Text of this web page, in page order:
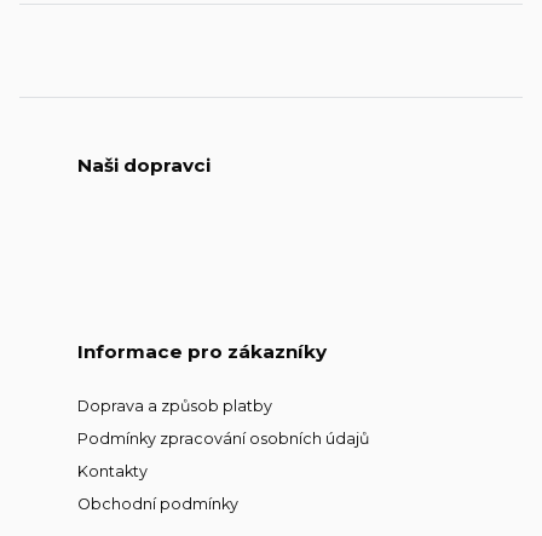
Naši dopravci
Informace pro zákazníky
Doprava a způsob platby
Podmínky zpracování osobních údajů
Kontakty
Obchodní podmínky